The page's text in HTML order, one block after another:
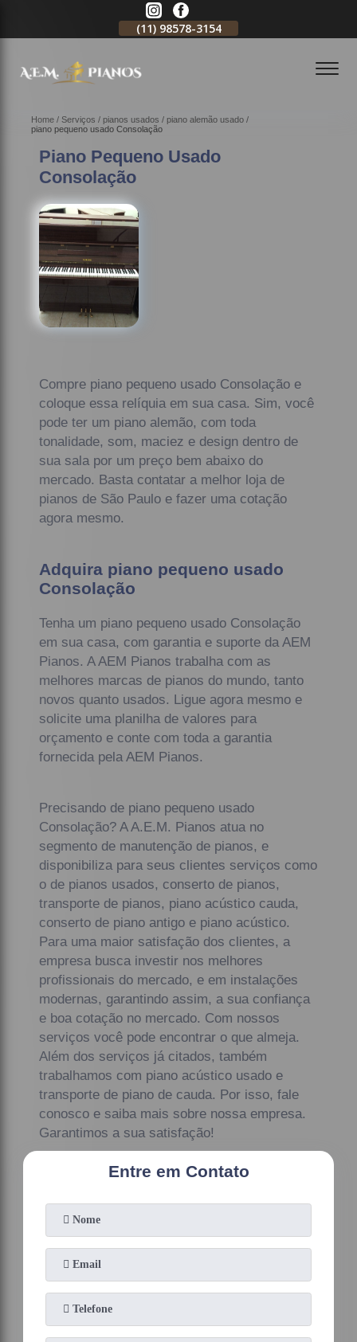
(11) 98578-3154
Home Serviços pianos usados
piano alemão usado
piano pequeno usado Consolação
Piano Pequeno Usado
Consolação
Compre piano pequeno usado Consolação e
coloque essa relíquia em sua casa. Sim, você
pode ter um piano alemão, com toda
tonalidade, som, maciez e design dentro de
sua sala por um preço bem abaixo do
mercado. Basta contatar a melhor loja de
pianos de São Paulo e fazer uma cotação
agora mesmo.
Adquira piano pequeno usado
Consolação
Tenha um piano pequeno usado Consolação
em sua casa, com garantia e suporte da AEM
Pianos. A AEM Pianos trabalha com as
melhores marcas de pianos do mundo, tanto
novos quanto usados. Ligue agora mesmo e
solicite uma planilha de valores para
orçamento e conte com toda a garantia
fornecida pela AEM Pianos.
Precisando de piano pequeno usado
Consolação? A A.E.M. Pianos atua no
segmento de manutenção de pianos, e
disponibiliza para seus clientes serviços como
o de pianos usados, conserto de pianos,
transporte de pianos, piano acústico cauda,
conserto de piano antigo e piano acústico.
Para uma maior satisfação dos clientes, a
empresa busca investir nos melhores
profissionais do mercado, e em instalações
modernas, garantindo assim, a sua confiança
e boa cotação no mercado. Com nossos
serviços você pode encontrar o que almeja.
Além dos serviços já citados, também
trabalhamos com piano acústico usado e
transporte de piano de cauda. Por isso, fale
conosco e saiba mais sobre nossa empresa.
Garantimos a sua satisfação!
Entre em Contato